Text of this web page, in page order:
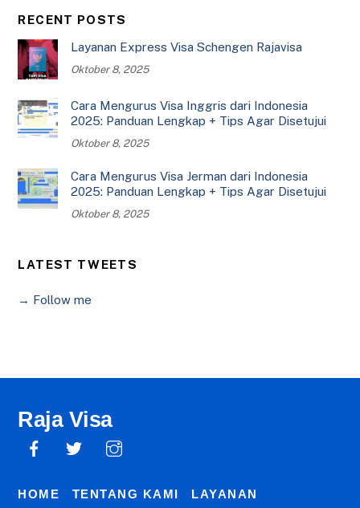
RECENT POSTS
Layanan Express Visa Schengen Rajavisa
Oktober 8, 2025
Cara Mengurus Visa Inggris dari Indonesia
2025: Panduan Lengkap + Tips Agar Disetujui
Oktober 8, 2025
Cara Mengurus Visa Jerman dari Indonesia
2025: Panduan Lengkap + Tips Agar Disetujui
Oktober 8, 2025
LATEST TWEETS
→ Follow me
Raja Visa
HOME TENTANG KAMI
LAYANAN